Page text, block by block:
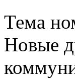
Тема
Новые